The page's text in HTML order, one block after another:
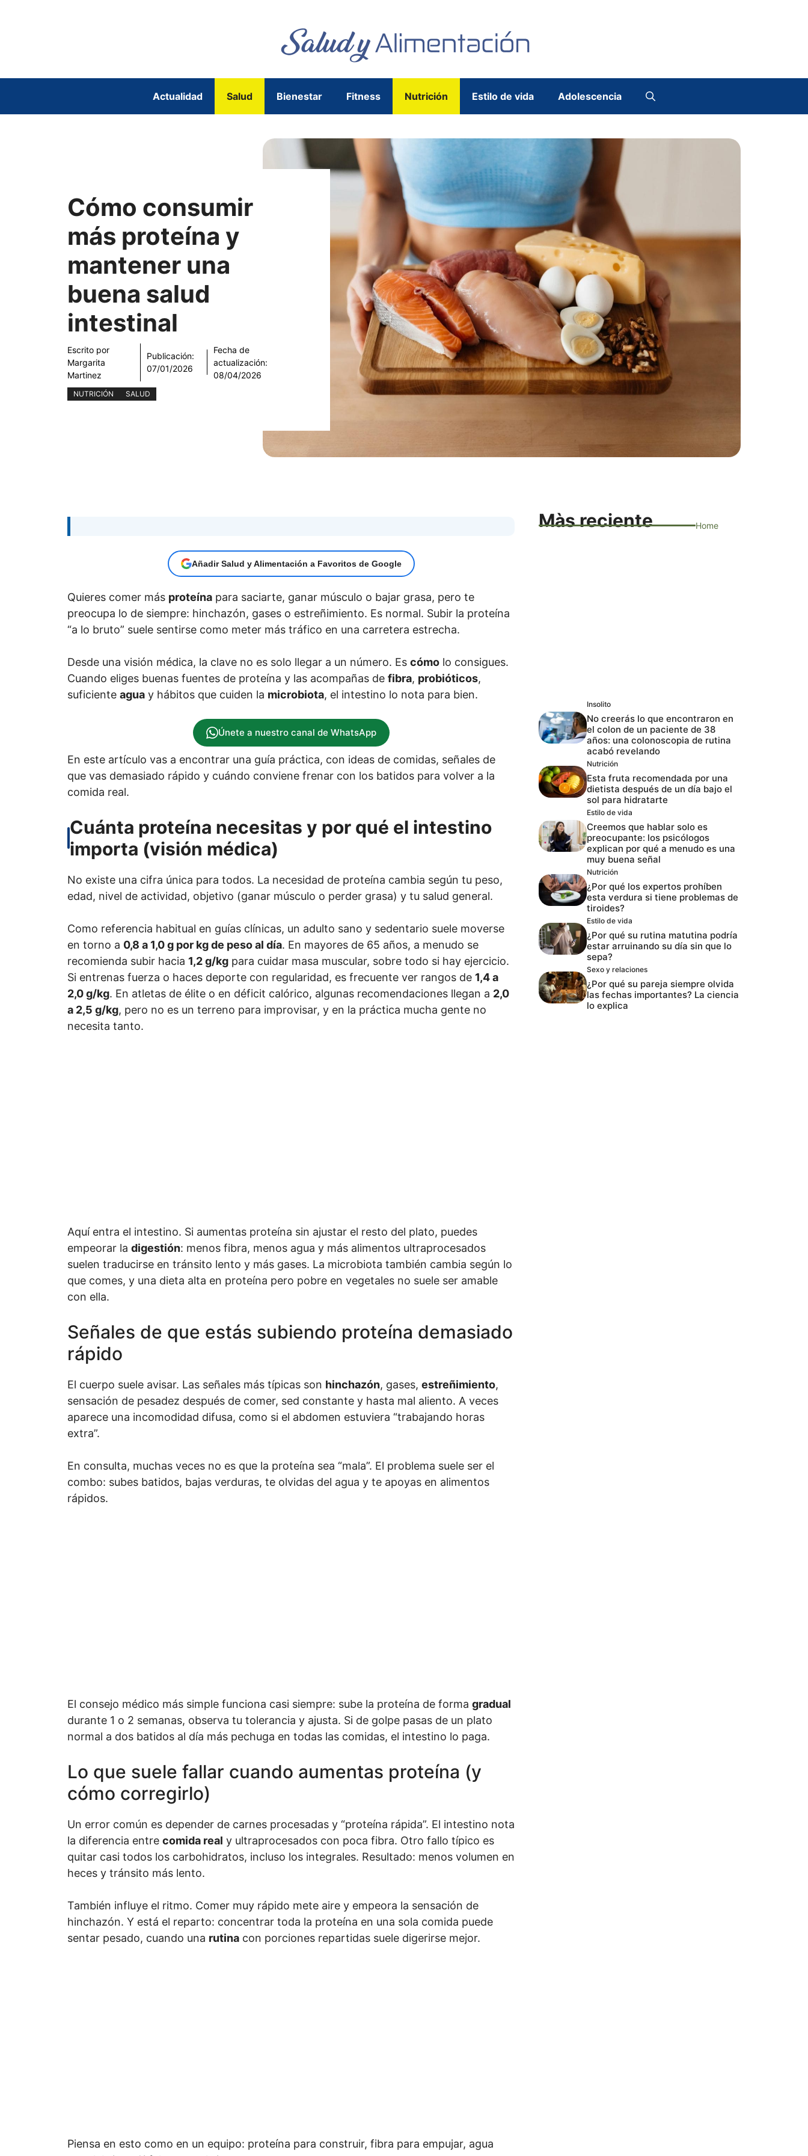
Actualidad Salud Bienestar Fitness Nutrición Estilo de vida Adolescencia
Cómo consumir
más proteína y
mantener una
buena salud
intestinal
Escrito por
Margarita
Martinez
Publicación:
07/01/2026
Fecha de
actualización:
08/04/2026
NUTRICIÓN SALUD
Añadir Salud y Alimentación a Favoritos de Google
Quieres comer más proteína para saciarte, ganar músculo o bajar grasa, pero te
preocupa lo de siempre: hinchazón, gases o estreñimiento. Es normal. Subir la proteína
“a lo bruto” suele sentirse como meter más tráfico en una carretera estrecha.
Desde una visión médica, la clave no es solo llegar a un número. Es cómo lo consigues.
Cuando eliges buenas fuentes de proteína y las acompañas de fibra, probióticos,
suficiente agua y hábitos que cuiden la microbiota, el intestino lo nota para bien.
Únete a nuestro canal de WhatsApp
En este artículo vas a encontrar una guía práctica, con ideas de comidas, señales de
que vas demasiado rápido y cuándo conviene frenar con los batidos para volver a la
comida real.
Cuánta proteína necesitas y por qué el intestino
importa (visión médica)
No existe una cifra única para todos. La necesidad de proteína cambia según tu peso,
edad, nivel de actividad, objetivo (ganar músculo o perder grasa) y tu salud general.
Como referencia habitual en guías clínicas, un adulto sano y sedentario suele moverse
en torno a 0,8 a 1,0 g por kg de peso al día. En mayores de 65 años, a menudo se
recomienda subir hacia 1,2 g/kg para cuidar masa muscular, sobre todo si hay ejercicio.
Si entrenas fuerza o haces deporte con regularidad, es frecuente ver rangos de 1,4 a
2,0 g/kg. En atletas de élite o en déficit calórico, algunas recomendaciones llegan a 2,0
a 2,5 g/kg, pero no es un terreno para improvisar, y en la práctica mucha gente no
necesita tanto.
Aquí entra el intestino. Si aumentas proteína sin ajustar el resto del plato, puedes
empeorar la digestión: menos fibra, menos agua y más alimentos ultraprocesados
suelen traducirse en tránsito lento y más gases. La microbiota también cambia según lo
que comes, y una dieta alta en proteína pero pobre en vegetales no suele ser amable
con ella.
Señales de que estás subiendo proteína demasiado
rápido
El cuerpo suele avisar. Las señales más típicas son hinchazón, gases, estreñimiento,
sensación de pesadez después de comer, sed constante y hasta mal aliento. A veces
aparece una incomodidad difusa, como si el abdomen estuviera “trabajando horas
extra”.
En consulta, muchas veces no es que la proteína sea “mala”. El problema suele ser el
combo: subes batidos, bajas verduras, te olvidas del agua y te apoyas en alimentos
rápidos.
El consejo médico más simple funciona casi siempre: sube la proteína de forma gradual
durante 1 o 2 semanas, observa tu tolerancia y ajusta. Si de golpe pasas de un plato
normal a dos batidos al día más pechuga en todas las comidas, el intestino lo paga.
Lo que suele fallar cuando aumentas proteína (y
cómo corregirlo)
Un error común es depender de carnes procesadas y “proteína rápida”. El intestino nota
la diferencia entre comida real y ultraprocesados con poca fibra. Otro fallo típico es
quitar casi todos los carbohidratos, incluso los integrales. Resultado: menos volumen en
heces y tránsito más lento.
También influye el ritmo. Comer muy rápido mete aire y empeora la sensación de
hinchazón. Y está el reparto: concentrar toda la proteína en una sola comida puede
sentar pesado, cuando una rutina con porciones repartidas suele digerirse mejor.
Piensa en esto como en un equipo: proteína para construir, fibra para empujar, agua
Màs reciente Home
Insolito
No creerás lo que encontraron en
el colon de un paciente de 38
años: una colonoscopia de rutina
acabó revelando
Nutrición
Esta fruta recomendada por una
dietista después de un día bajo el
sol para hidratarte
Estilo de vida
Creemos que hablar solo es
preocupante: los psicólogos
explican por qué a menudo es una
muy buena señal
Nutrición
¿Por qué los expertos prohíben
esta verdura si tiene problemas de
tiroides?
Estilo de vida
¿Por qué su rutina matutina podría
estar arruinando su día sin que lo
sepa?
Sexo y relaciones
¿Por qué su pareja siempre olvida
las fechas importantes? La ciencia
lo explica